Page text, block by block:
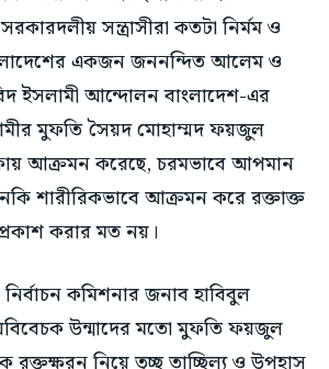
সন্ত্রাসীরা কতটা নির্মম ও
একজন জননন্দিত আলেম ও
ইসলামী আন্দোলন বাংলাদেশ-এর
মুফতি সৈয়দ মোহাম্মদ ফয়জুল
আক্রমন করেছে, চরমভাবে আপমান
শারীরিকভাবে আক্রমন করে রক্তাক্ত
করার মত নয়।
কমিশনার জনাব হাবিবুল
উন্মাদের মতো মুফতি ফয়জুল